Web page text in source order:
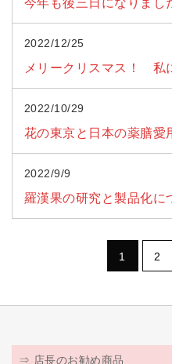
今年も後三日になりまし
2022/12/25
メリークリスマス！ 私
2022/10/29
花の東京と日本の薬膳愛
2022/9/9
羅漢果の研究と製品化に
1 2
⇒ 店長のお勧め商品